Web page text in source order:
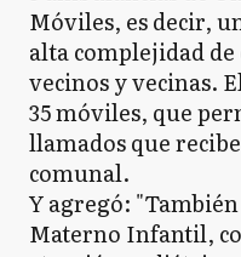
Móviles, es decir,
alta complejidad
vecinos y vecinas.
35 móviles, que
llamados que
comunal.
Y agregó:
Materno Infantil,